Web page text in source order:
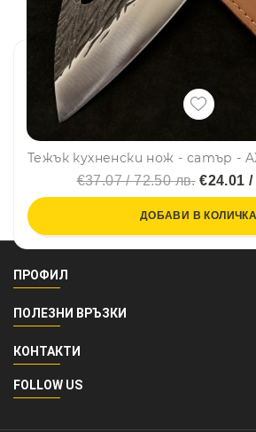
€37.07 / 72.50 лв.€24.01 /
ДОБАВИ В КОЛИЧКА
ПРОФИЛ
ПОЛЕЗНИ ВРЪЗКИ
КОНТАКТИ
FOLLOW US